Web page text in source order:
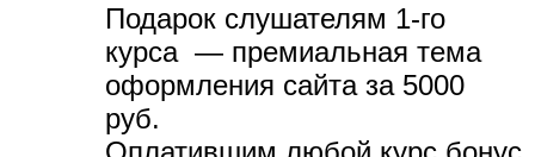
Подарок слушателям 1-го
курса — премиальная тема
оформления сайта за 5000
руб.